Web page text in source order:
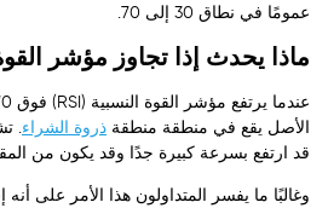
عمومًا في نطاق 30 إلى 70.
ماذا يحدث إذا تجاوز مؤشر القوة
الأصل يقع في منطقة منطقة ذروة الشراء.
قد ارتفع بسرعة كبيرة جدًا وقد يكون من
وغالبًا ما يفسر المتداولون هذا الأمر على